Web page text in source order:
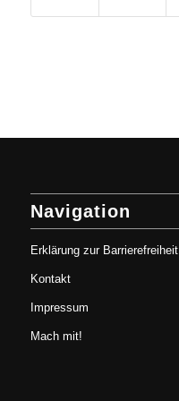
Navigation
Erklärung zur Barrierefreiheit
Kontakt
Impressum
Mach mit!